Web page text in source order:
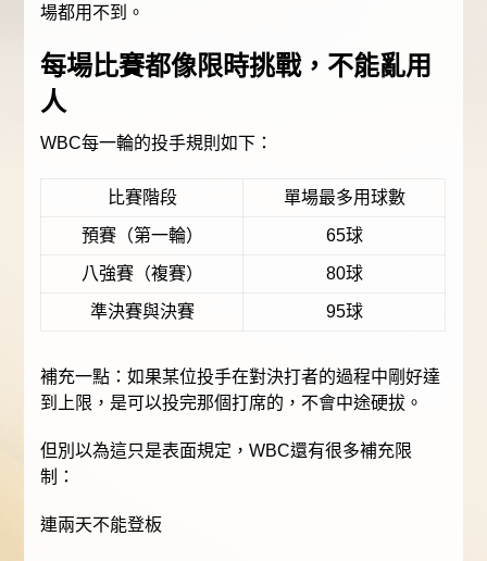
場都用不到。
每場比賽都像限時挑戰，不能亂用
人
WBC每一輪的投手規則如下：
比賽階段 單場最多用球數
預賽（第一輪） 65球
八強賽（複賽） 80球
準決賽與決賽 95球
補充一點：如果某位投手在對決打者的過程中剛好達
到上限，是可以投完那個打席的，不會中途硬拔。
但別以為這只是表面規定，WBC還有很多補充限
制：
連兩天不能登板